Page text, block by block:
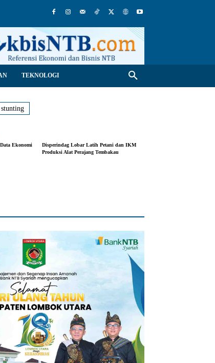
TEKNOLOGI
stunting
Ekonomi
Disperindag Lobar Latih Petani dan IKM
Produksi Alat Perajang Tembakau